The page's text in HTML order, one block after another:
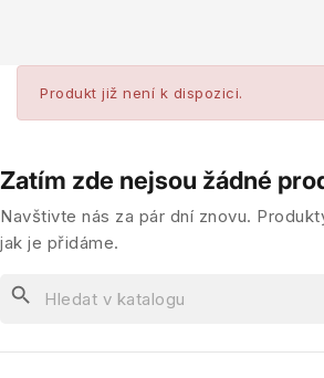
Produkt již není k dispozici.
Zatím zde nejsou žádné
Navštivte nás za pár dní znovu.
jak je přidáme.
search